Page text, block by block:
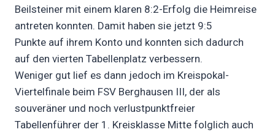
Beilsteiner mit einem klaren 8:2-Erfolg die Heimreise
antreten konnten. Damit haben sie jetzt 9:5
Punkte auf ihrem Konto und konnten sich dadurch
auf den vierten Tabellenplatz verbessern.
Weniger gut lief es dann jedoch im Kreispokal-
Viertelfinale beim FSV Berghausen III, der als
souveräner und noch verlustpunktfreier
Tabellenführer der 1. Kreisklasse Mitte folglich auch